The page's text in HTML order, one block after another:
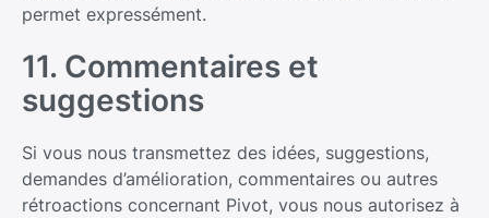
permet expressément.
11. Commentaires et
suggestions
Si vous nous transmettez des idées, suggestions,
demandes d’amélioration, commentaires ou autres
rétroactions concernant Pivot, vous nous autorisez à